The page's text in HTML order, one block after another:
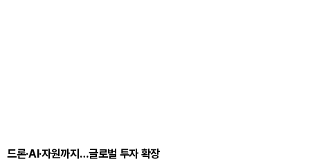
드론·AI·자원까지…글로벌 투자 확장